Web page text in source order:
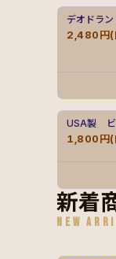
デオドラ
2,480円(
USA製 ビ
1,800円(
新着
NEW